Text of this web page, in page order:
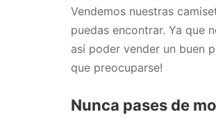
Vendemos nuestras
puedas encontrar. Ya que
así poder vender un buen
que preocuparse!
Nunca pases de